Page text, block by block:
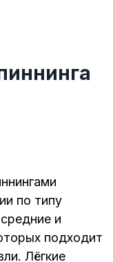
по типу
и
подходит
Лёгкие